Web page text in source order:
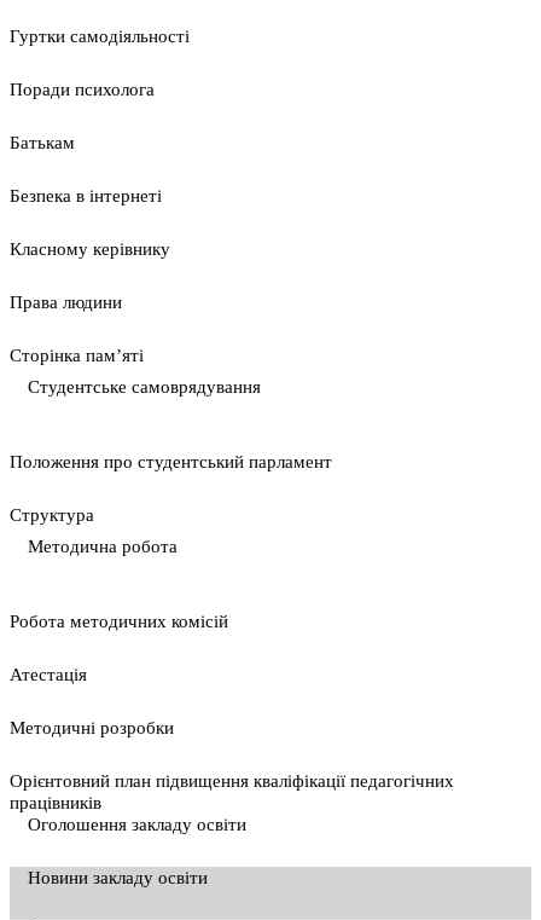
Гуртки самодіяльності
Поради психолога
Батькам
Безпека в інтернеті
Класному керівнику
Права людини
Сторінка пам’яті
Студентське самоврядування
Положення про студентський парламент
Cтруктура
Методична робота
Pобота методичних комісій
Атестація
Методичні розробки
Орієнтовний план підвищення кваліфікації педагогічних
працівників
Оголошення закладу освіти
Новини закладу освіти